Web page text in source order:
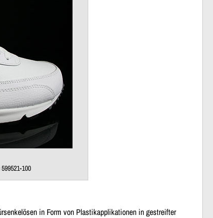
100
in Form von Plastikapplikationen in gestreifter